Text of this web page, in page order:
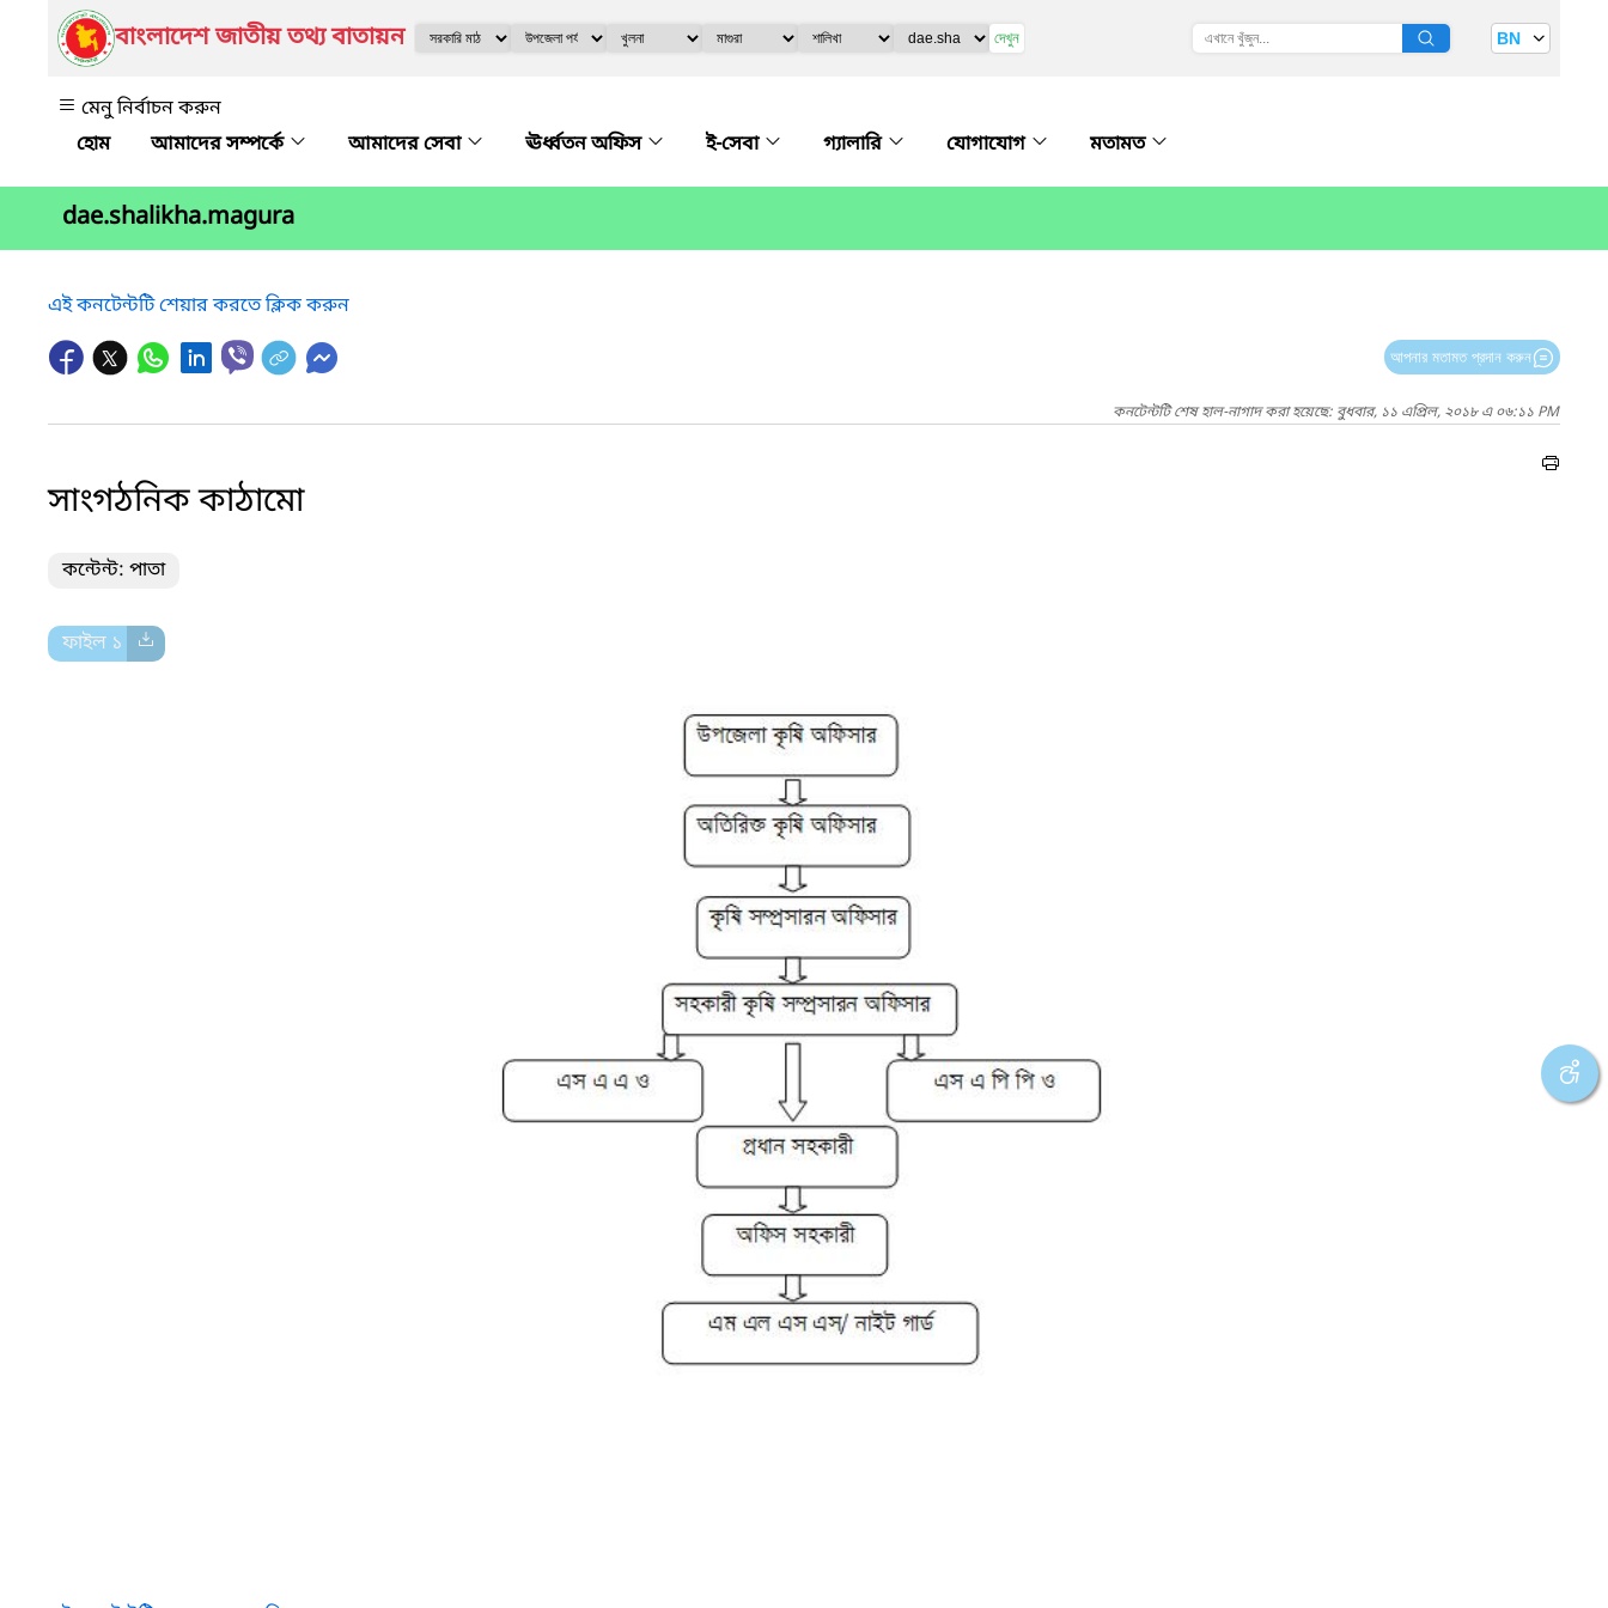
বাংলাদেশ জাতীয় তথ্য বাতায়ন দেখুন BN
মেনু নির্বাচন করুন
আমাদের সম্পর্কে
আমাদের সেবা ঊর্ধ্বতন অফিস ই-সেবা গ্যালারি যোগাযোগ মতামত
dae.shalikha.magura
এই কনটেন্টটি শেয়ার করতে ক্লিক করুন
আপনার মতামত প্রদান করুন
কনটেন্টটি শেষ হাল-নাগাদ করা হয়েছে: বুধবার, ১১ এপ্রিল, ২০১৮ এ ০৬:১১ PM
সাংগঠনিক কাঠামো
কন্টেন্ট: পাতা
ফাইল ১